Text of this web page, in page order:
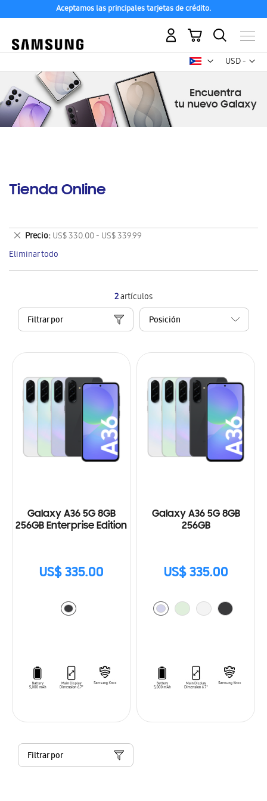
Aceptamos las principales tarjetas de crédito.
USD -
dólar
Mi carrito
Tienda Online
2artículos
Filtrar por
Galaxy A36 5G 8GB
256GB Enterprise Edition
US$ 335.00
Galaxy A36 5G 8GB
256GB
US$ 335.00
Filtrar por
Precio US$ 330.00 - US$ 339.99
Eliminar
este
artículo
Eliminar todo